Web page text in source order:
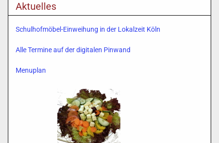
Aktuelles
Schulhofmöbel-Einweihung in der Lokalzeit Köln
Alle Termine auf der digitalen Pinwand
Menuplan